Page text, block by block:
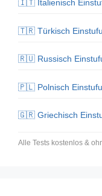
🇮🇹 Italienisch
🇹🇷 Türkisch
🇷🇺 Russisch
🇵🇱 Polnisch
🇬🇷 Griechisch
Alle Tests kostenlos &